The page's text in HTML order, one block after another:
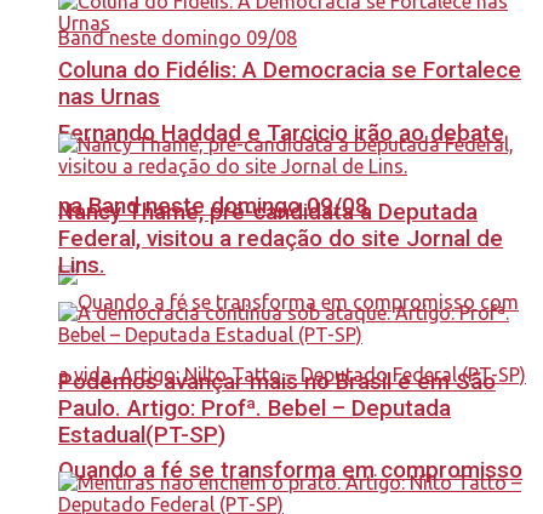
Fernando Haddad e Tarcicio irão ao debate
na Band neste domingo 09/08
Quando a fé se transforma em compromisso
Coluna do Fidélis: A Democracia se Fortalece
nas Urnas
Nancy Thame, pré-candidata a Deputada
Federal, visitou a redação do site Jornal de
Lins.
Podemos avançar mais no Brasil e em São
Paulo. Artigo: Profª. Bebel – Deputada
Estadual(PT-SP)